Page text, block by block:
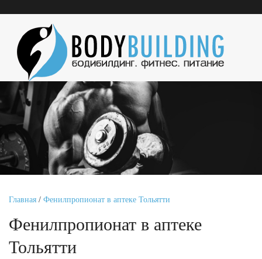
Главная / Фенилпропионат в аптеке Тольятти
Фенилпропионат в аптеке
Тольятти